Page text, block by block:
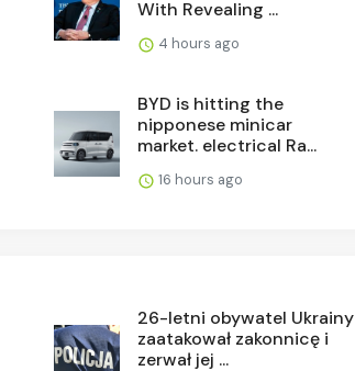
With Revealing ...
4 hours ago
BYD is hitting the
nipponese minicar
market. electrical Ra...
16 hours ago
26-letni obywatel Ukrainy
zaatakował zakonnicę i
zerwał jej ...